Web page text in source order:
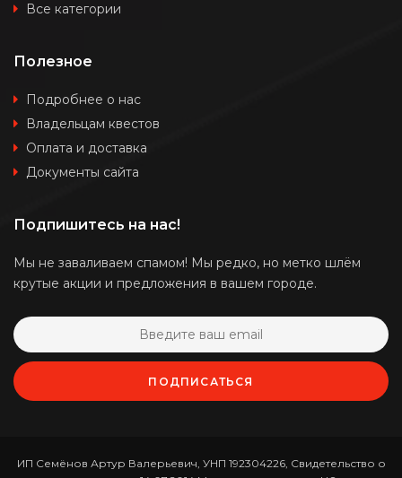
Все категории
Полезное
Подробнее о нас
Владельцам квестов
Оплата и доставка
Документы сайта
Подпишитесь на нас!
Мы не заваливаем спамом! Мы редко, но метко шлём
крутые акции и предложения в вашем городе.
ПОДПИСАТЬСЯ
ИП Семёнов Артур Валерьевич, УНП 192304226, Свидетельство о